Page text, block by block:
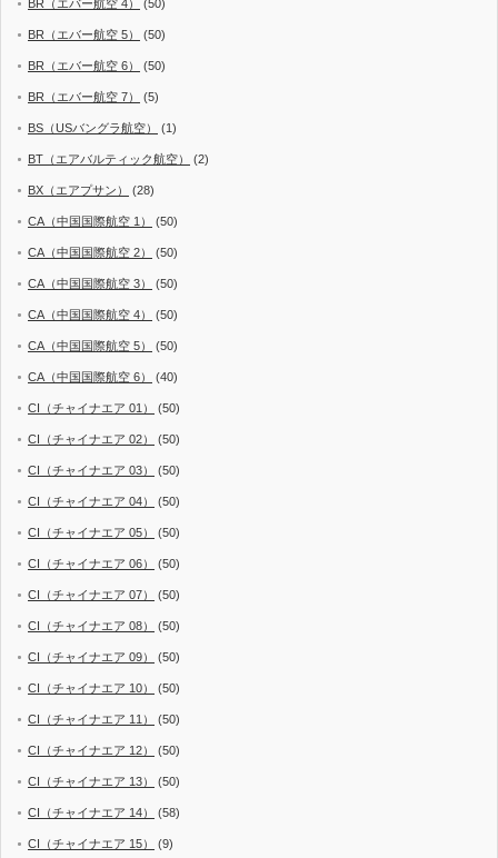
BR（エバー航空 4） (50)
BR（エバー航空 5） (50)
BR（エバー航空 6） (50)
BR（エバー航空 7） (5)
BS（USバングラ航空） (1)
BT（エアバルティック航空） (2)
BX（エアプサン） (28)
CA（中国国際航空 1） (50)
CA（中国国際航空 2） (50)
CA（中国国際航空 3） (50)
CA（中国国際航空 4） (50)
CA（中国国際航空 5） (50)
CA（中国国際航空 6） (40)
CI（チャイナエア 01） (50)
CI（チャイナエア 02） (50)
CI（チャイナエア 03） (50)
CI（チャイナエア 04） (50)
CI（チャイナエア 05） (50)
CI（チャイナエア 06） (50)
CI（チャイナエア 07） (50)
CI（チャイナエア 08） (50)
CI（チャイナエア 09） (50)
CI（チャイナエア 10） (50)
CI（チャイナエア 11） (50)
CI（チャイナエア 12） (50)
CI（チャイナエア 13） (50)
CI（チャイナエア 14） (58)
CI（チャイナエア 15） (9)